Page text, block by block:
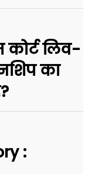
कोर्ट लिव-
का
: